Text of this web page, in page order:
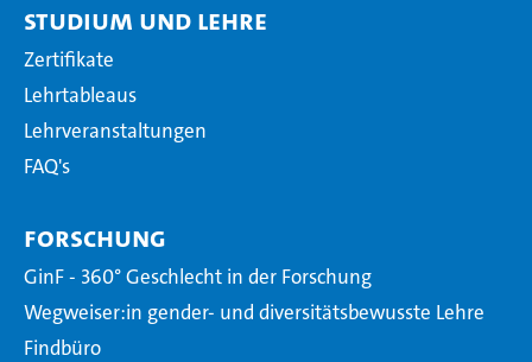
Studium und Lehre
Zertifikate
Lehrtableaus
Lehrveranstaltungen
FAQ's
Forschung
GinF - 360° Geschlecht in der Forschung
Wegweiser:in gender- und diversitätsbewusste Lehre
Findbüro